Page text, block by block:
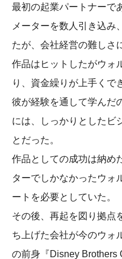
最初の起業パートナーで
メーターを数人引き込み
たが、会社経営の難しさ
作品はヒットしたがウォ
り、資金繰りが上手くで
彼が経験を通して学んだ
には、しっかりとしたビ
とだった。
作品としての成功は納め
ターでしかなかったウォ
ートを必要としていた。
その後、再起を図り拠点
ち上げた会社が今のウォ
の前身『Disney Brothers